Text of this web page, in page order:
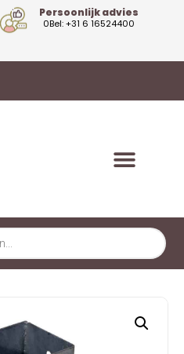
Persoonlijk advies
0Bel: +31 6 16524400